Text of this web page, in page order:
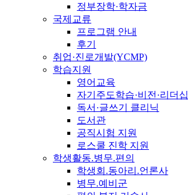
정부장학·학자금
국제교류
프로그램 안내
후기
취업·진로개발(YCMP)
학습지원
영어교육
자기주도학습·비전·리더십
독서·글쓰기 클리닉
도서관
공직시험 지원
로스쿨 진학 지원
학생활동.병무.편의
학생회.동아리.언론사
병무.예비군